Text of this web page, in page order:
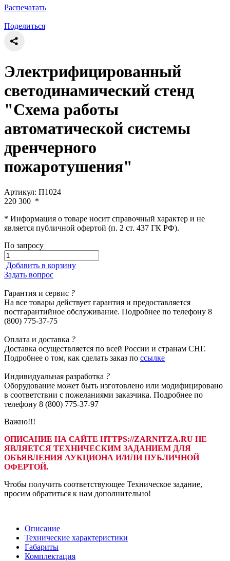
Распечатать
Поделиться
Электрифицированный
светодинамический стенд
"Схема работы
автоматической системы
дренчерного
пожаротушения"
Артикул: П1024
220 300 *
* Информация о товаре носит справочный характер и не
является публичной офертой (п. 2 ст. 437 ГК РФ).
По запросу
Добавить в корзину
Задать вопрос
Гарантия и сервис ?
На все товары действует гарантия и предоставляется
постгарантийное обслуживание. Подробнее по телефону 8
(800) 775-37-75
Оплата и доставка ?
Доставка осуществляется по всей России и странам СНГ.
Подробнее о том, как сделать заказ по ссылке
Индивидуальная разработка ?
Оборудование может быть изготовлено или модифицировано
в соответствии с пожеланиями заказчика. Подробнее по
телефону 8 (800) 775-37-97
Важно!!!
ОПИСАНИЕ НА САЙТЕ HTTPS://ZARNITZA.RU НЕ
ЯВЛЯЕТСЯ ТЕХНИЧЕСКИМ ЗАДАНИЕМ ДЛЯ
ОБЪЯВЛЕНИЯ АУКЦИОНА И/ИЛИ ПУБЛИЧНОЙ
ОФЕРТОЙ.
Чтобы получить соответствующее Техническое задание,
просим обратиться к нам дополнительно!
Описание
Технические характеристики
Габариты
Комплектация